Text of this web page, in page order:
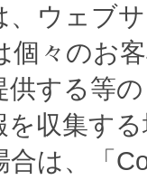
、ウェブ
個々のお
する等
収集す
合は、「